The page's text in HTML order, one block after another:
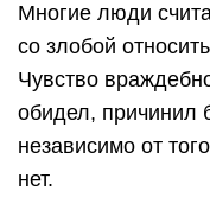
Многие люди
со злобой
Чувство
обидел, причинил
независимо от
нет.